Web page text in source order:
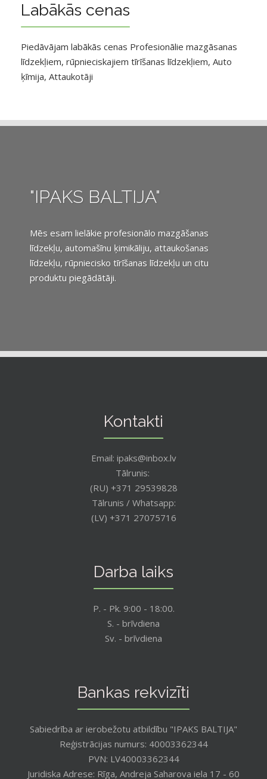
Labākās cenas
Piedāvājam labākās cenas Profesionālie mazgāsanas
līdzekļiem, rūpnieciskajiem tīrīšanas līdzekļiem, Auto
ķīmija, Attaukotāji
"IPAKS BALTIJA"
Mēs esam lielākie profesionālo mazgāšanas
līdzekļu, automašīnu ķimikāliju, attaukošanas
līdzekļu, rūpniecisko tīrīšanas līdzekļu un citu
produktu piegādātāji.
Kontakti
Email: ipaks@inbox.lv
Tālrunis:
(RU) +371 29539828
Tālrunis / Whatsapp:
(LV) +371 27075716
Darba laiks
P. - Pk. 9:00 - 18:00.
S. - brīvdiena
Sv. - brīvdiena
Bankas rekvizīti
Sabiedrība ar ierobežotu atbildību "IPAKS BALTIJA"
Reģistrācijas numurs: 40003362344
PVN: LV40003362344
Juridiska Adrese: Rīga, Andreja Saharova iela 17 - 60